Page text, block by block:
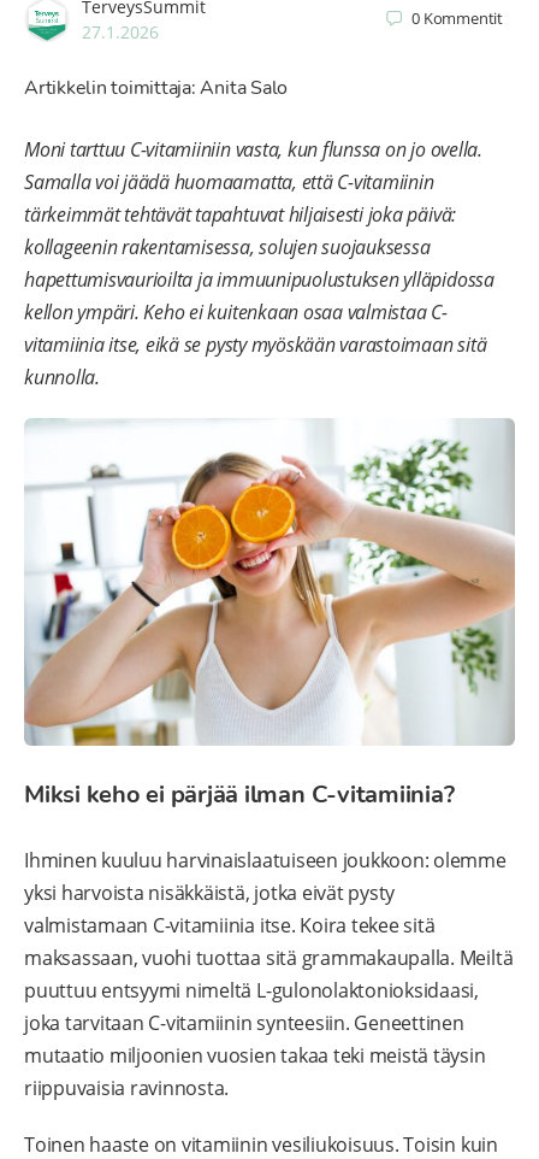
TerveysSummit
27.1.2026
0 Kommentit
Artikkelin toimittaja: Anita Salo
Moni tarttuu C-vitamiiniin vasta, kun flunssa on jo ovella.
Samalla voi jäädä huomaamatta, että C-vitamiinin
tärkeimmät tehtävät tapahtuvat hiljaisesti joka päivä:
kollageenin rakentamisessa, solujen suojauksessa
hapettumisvaurioilta ja immuunipuolustuksen ylläpidossa
kellon ympäri. Keho ei kuitenkaan osaa valmistaa C-
vitamiinia itse, eikä se pysty myöskään varastoimaan sitä
kunnolla.
Miksi keho ei pärjää ilman C-vitamiinia?
Ihminen kuuluu harvinaislaatuiseen joukkoon: olemme
yksi harvoista nisäkkäistä, jotka eivät pysty
valmistamaan C-vitamiinia itse. Koira tekee sitä
maksassaan, vuohi tuottaa sitä grammakaupalla. Meiltä
puuttuu entsyymi nimeltä L-gulonolaktonioksidaasi,
joka tarvitaan C-vitamiinin synteesiin. Geneettinen
mutaatio miljoonien vuosien takaa teki meistä täysin
riippuvaisia ravinnosta.
Toinen haaste on vitamiinin vesiliukoisuus. Toisin kuin